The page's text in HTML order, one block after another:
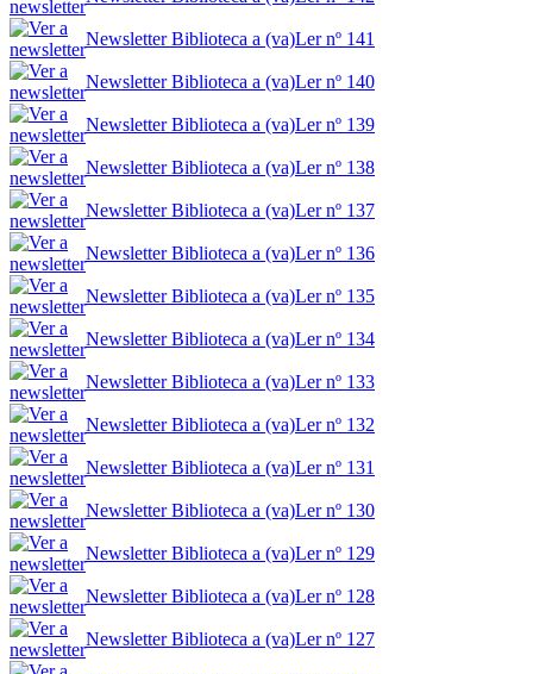
Newsletter Biblioteca a (va)Ler nº 141
Newsletter Biblioteca a (va)Ler nº 140
Newsletter Biblioteca a (va)Ler nº 139
Newsletter Biblioteca a (va)Ler nº 138
Newsletter Biblioteca a (va)Ler nº 137
Newsletter Biblioteca a (va)Ler nº 136
Newsletter Biblioteca a (va)Ler nº 135
Newsletter Biblioteca a (va)Ler nº 134
Newsletter Biblioteca a (va)Ler nº 133
Newsletter Biblioteca a (va)Ler nº 132
Newsletter Biblioteca a (va)Ler nº 131
Newsletter Biblioteca a (va)Ler nº 130
Newsletter Biblioteca a (va)Ler nº 129
Newsletter Biblioteca a (va)Ler nº 128
Newsletter Biblioteca a (va)Ler nº 127